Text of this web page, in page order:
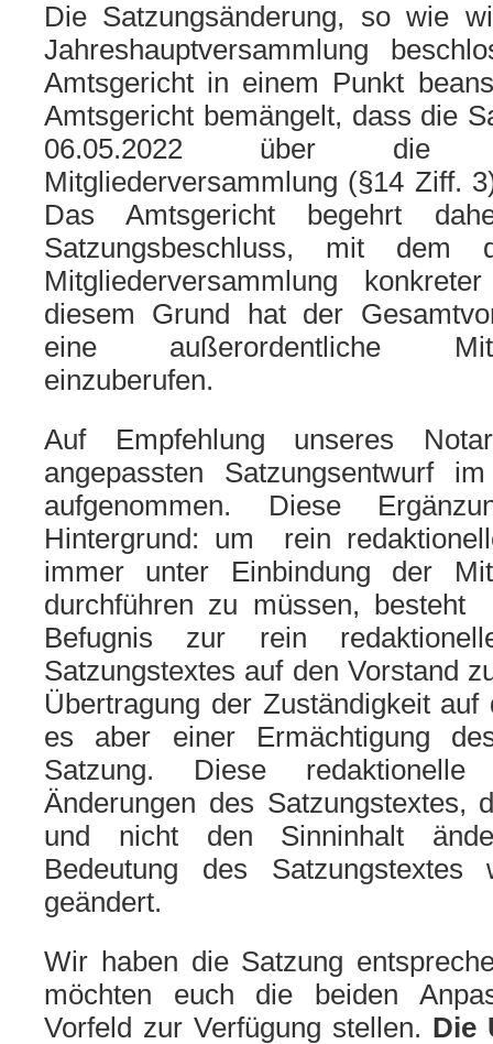
Die Satzungsänderung, so wie
Jahreshauptversammlung
Amtsgericht in einem Punkt
Amtsgericht bemängelt, dass die
06.05.2022 über die
Mitgliederversammlung (§14 Ziff.
Das Amtsgericht begehrt
Satzungsbeschluss, mit dem
Mitgliederversammlung
diesem Grund hat der
eine außerordentliche
einzuberufen.
Auf Empfehlung unseres
angepassten Satzungsentwurf
aufgenommen. Diese
Hintergrund: um rein
immer unter Einbindung der
durchführen zu müssen, besteht
Befugnis zur rein
Satzungstextes auf den Vorstand
Übertragung der Zuständigkeit auf
es aber einer Ermächtigung
Satzung. Diese redaktionelle
Änderungen des Satzungstextes,
und nicht den Sinninhalt
Bedeutung des
geändert.
Wir haben die Satzung
möchten euch die beiden
Vorfeld zur Verfügung stellen. Die